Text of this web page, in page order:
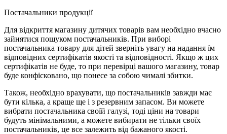
Постачальники продукції
Для відкриття магазину дитячих товарів вам необхідно вчасно
зайнятися пошуком постачальників. При виборі
постачальника товару для дітей зверніть увагу на надання їм
відповідних сертифікатів якості та відповідності. Якщо ж цих
сертифікатів не буде, то при перевірці вашого магазину, товар
буде конфісковано, що понесе за собою чималі збитки.
Також, необхідно врахувати, що постачальників завжди має
бути кілька, а краще ще і з резервним запасом. Ви можете
вибрати постачальника своїй галузі, тоді ціни на товари
будуть мінімальними, а можете вибирати не тільки своїх
постачальників, це все залежить від бажаного якості.